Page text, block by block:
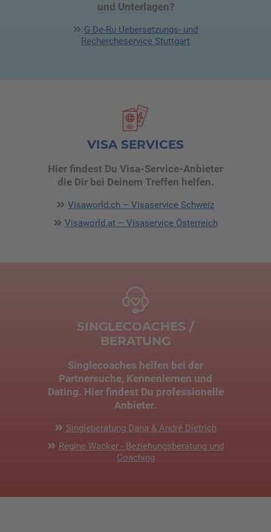
und Unterlagen?
G De-Ru Uebersetzungs- und
Rechercheservice Stuttgart
VISA SERVICES
Hier findest Du Visa-Service-Anbieter
die Dir bei Deinem Treffen helfen.
Visaworld.ch – Visaservice Schweiz
Visaworld.at – Visaservice Österreich
SINGLECOACHES /
BERATUNG
Singlecoaches helfen bei der
Partnersuche, Kennenlernen und
Dating. Hier findest Du professionelle
Anbieter.
Singleberatung Dana & André Dietrich
Regine Wacker - Beziehungsberatung und
Coaching